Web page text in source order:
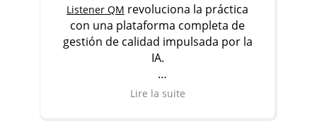
Listener QM revoluciona la práctica
con una plataforma completa de
gestión de calidad impulsada por la
IA.
Descubrir
Lire la suite